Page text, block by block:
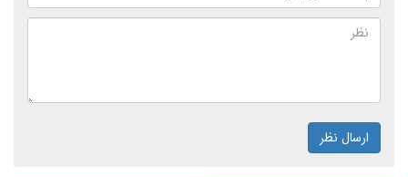
ارسال نظر